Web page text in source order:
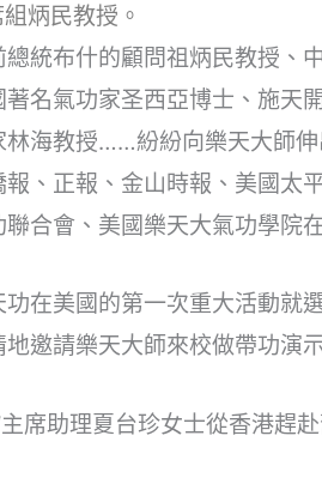
炳民教授。
統布什的顧問祖炳民教授、
名氣功家圣西亞博士、施天
海教授……紛紛向樂天大師
、正報、金山時報、美國太
合會、美國樂天大氣功學院
在美國的第一次重大活動就
邀請樂天大師來校做帶功演
席助理夏台珍女士從香港趕